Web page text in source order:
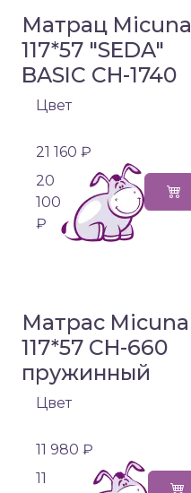
Матрац Micuna
117*57 "SEDA"
BASIC CH-1740
Цвет
21 160 ₽
20
100
₽
Матрас Micuna
117*57 CH-660
пружинный
Цвет
11 980 ₽
11